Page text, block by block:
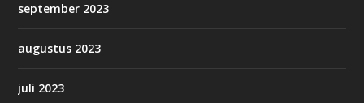
september 2023
augustus 2023
juli 2023